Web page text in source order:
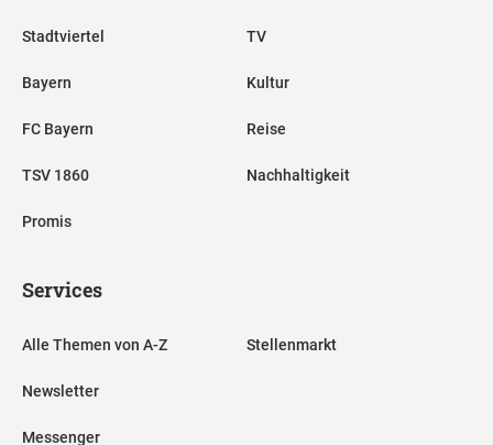
Stadtviertel
Bayern
FC Bayern
TSV 1860
Promis
TV
Kultur
Reise
Nachhaltigkeit
Services
Alle Themen von A-Z
Newsletter
Messenger
Stellenmarkt